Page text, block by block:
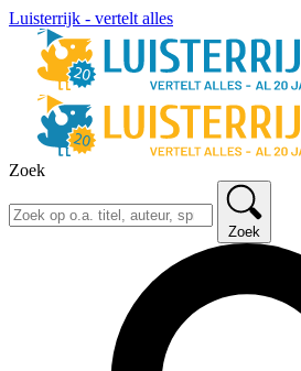
Luisterrijk - vertelt alles
Zoek
Zoek